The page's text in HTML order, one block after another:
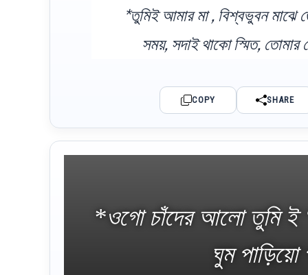
*তুমিই আমার মা , বিশ্বভুবন মাঝে
সময়, সদাই থাকো স্মিত,
COPY SHARE
*ওগো চাঁদের আলো তুমি ই
ঘুম